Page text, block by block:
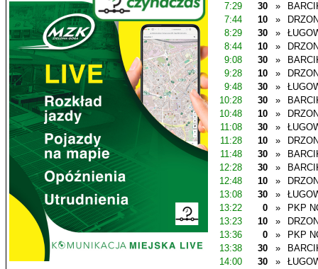
7:29
30 »
7:44
10 »
8:29
30 »
8:44
10 »
9:08
30 »
9:28
10 »
9:48
30 »
10:28
30 »
10:48
10 »
11:08
30 »
11:28
10 »
11:48
30 »
12:28
30 »
12:48
10 »
13:08
30 »
13:22
0 »
PKP
13:23
10 »
13:36
0 »
PKP
13:38
30 »
14:00
30 »